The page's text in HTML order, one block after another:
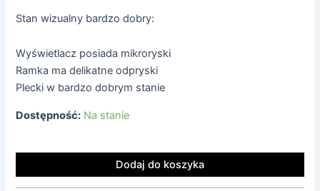
Stan wizualny bardzo dobry:
Wyświetlacz posiada mikroryski
Ramka ma delikatne odpryski
Plecki w bardzo dobrym stanie
Dostępność: Na stanie
Dodaj do koszyka